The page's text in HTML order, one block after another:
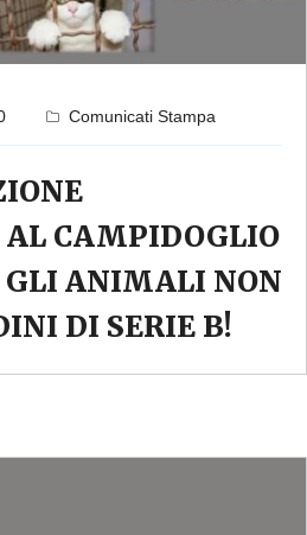
Comunicati Stampa
CAMPIDOGLIO
GLI ANIMALI NON
DI SERIE B!